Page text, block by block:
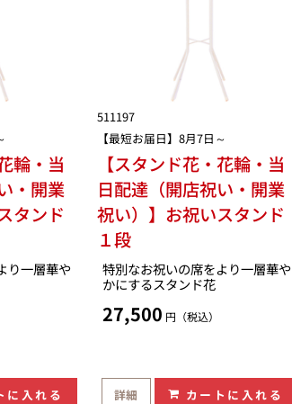
輪・当
・開業
タンド
り一層華や
に入れる
511197
【最短お届日】8月7日～
【スタンド花・花輪・当
日配達（開店祝い・開業
祝い）】お祝いスタンド
１段
特別なお祝いの席をより一層華や
かにするスタンド花
27,500 円（税込）
詳細 カートに入れる